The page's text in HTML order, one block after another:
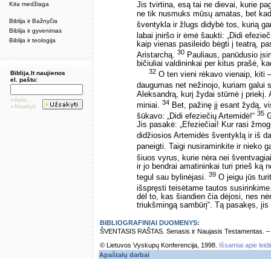
Kita medžiaga
Biblija ir Bažnyčia
Biblija ir gyvenimas
Biblija ir teologija
Biblija.lt naujienos
el. paštu:
»Apie...
»Atsakyti
Jis tvirtina, esą tai ne dievai, kurie
ne tik nusmuks mūsų amatas, bet
šventykla ir žlugs didybė tos, kurią
labai įniršo ir ėmė šaukti: „Didi
kaip vienas pasileido bėgti į teatrą,
Aristarchą. 30 Pauliaus, panūdusio
bičiuliai valdininkai per kitus prašė,
32 O ten vieni rėkavo vienaip, kiti
daugumas net nežinojo, kuriam galui
Aleksandrą, kurį žydai stūmė į priekį.
miniai. 34 Bet, pažinę jį esant žydą,
šūkavo: „Didi efeziečių Artemidė!“ 35
Jis pasakė: „Efeziečiai! Kur rasi
didžiosios Artemidės šventyklą ir iš
paneigti. Taigi nusiraminkite ir nieko
šiuos vyrus, kurie nėra nei
ir jo bendrai amatininkai turi prieš ką
tegul sau bylinėjasi. 39 O jeigu jūs
išspręsti teisėtame tautos
dėl to, kas šiandien čia dėjosi, nes
triukšmingą sambūrį“. Tą pasakęs,
BIBLIOGRAFINIAI DUOMENYS:
ŠVENTASIS RAŠTAS. Senasis ir Naujasis Testamentas.
© Lietuvos Vyskupų Konferencija, 1998.
Išsamiai apie
Apaštalų darbai